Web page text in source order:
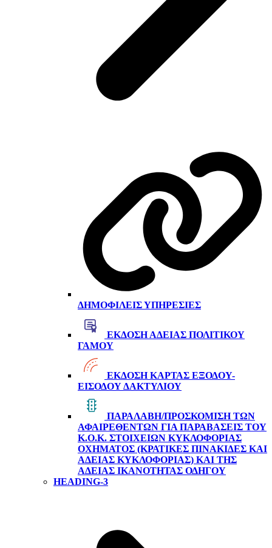
ΔΗΜΟΦΙΛΕΊΣ ΥΠΗΡΕΣΊΕΣ
ΈΚΔΟΣΗ ΆΔΕΙΑΣ ΠΟΛΙΤΙΚΟΎ
ΓΆΜΟΥ
ΈΚΔΟΣΗ ΚΆΡΤΑΣ ΕΞΌΔΟΥ-
ΕΙΣΌΔΟΥ ΔΑΚΤΥΛΊΟΥ
ΠΑΡΑΛΑΒΉ/ΠΡΟΣΚΌΜΙΣΗ ΤΩΝ
ΑΦΑΙΡΕΘΈΝΤΩΝ ΓΙΑ ΠΑΡΑΒΆΣΕΙΣ ΤΟΥ
Κ.Ο.Κ. ΣΤΟΙΧΕΊΩΝ ΚΥΚΛΟΦΟΡΊΑΣ
ΟΧΉΜΑΤΟΣ (ΚΡΑΤΙΚΈΣ ΠΙΝΑΚΊΔΕΣ ΚΑΙ
ΆΔΕΙΑΣ ΚΥΚΛΟΦΟΡΊΑΣ) ΚΑΙ ΤΗΣ
ΆΔΕΙΑΣ ΙΚΑΝΌΤΗΤΑΣ ΟΔΗΓΟΎ
HEADING-3